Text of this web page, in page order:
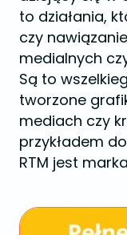
to działania,
czy
medialnych
Są to
tworzone
mediach czy
przykładem
RTM jest marka